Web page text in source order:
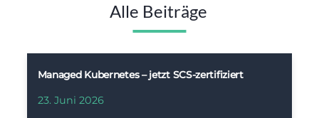
Alle Beiträge
Managed Kubernetes – jetzt SCS-zertifiziert
23. Juni 2026